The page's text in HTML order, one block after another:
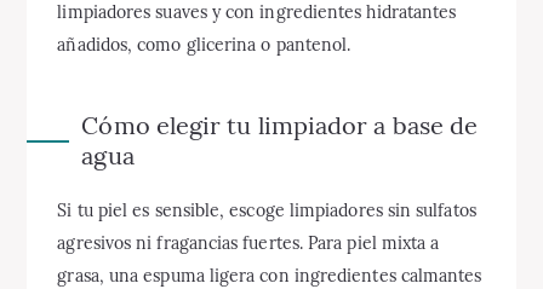
limpiadores suaves y con ingredientes hidratantes
añadidos, como glicerina o pantenol.
Cómo elegir tu limpiador a base de
agua
Si tu piel es sensible, escoge limpiadores sin sulfatos
agresivos ni fragancias fuertes. Para piel mixta a
grasa, una espuma ligera con ingredientes calmantes